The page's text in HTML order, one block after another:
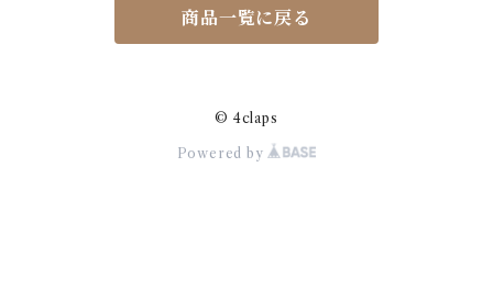
Spain / スペイン
くつ・帽子・Bag
商品一覧に戻る
© 4claps
Powered by